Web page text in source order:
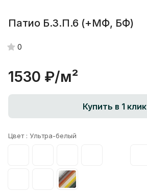
Патио Б.3.П.6 (+МФ, БФ)
0
1530 ₽/м²
Купить в 1 клик
Цвет : Ультра-белый